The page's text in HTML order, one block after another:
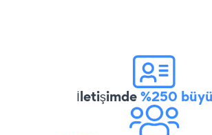
İletişimde%250